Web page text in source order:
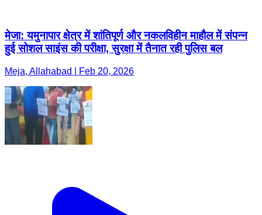
मेजा: यमुनापार क्षेत्र में शांतिपूर्ण और नकलविहीन माहौल में संपन्न
हुई सोशल साइंस की परीक्षा, सुरक्षा में तैनात रही पुलिस बल
Meja, Allahabad | Feb 20, 2026